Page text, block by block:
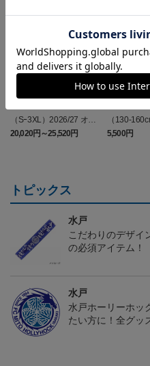
（Sｰ3XL）2026/27 オー
センティックユニフォー
ム FP 1st
20,020円～25,520円
（130-
キッズユニ
5,500円
トピックス
水戸
こだわりのデザイ
の必須アイテム！
水戸
水戸ホーリーホッ
たい方に！全グッ